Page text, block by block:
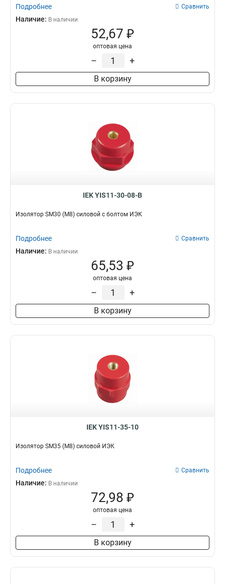
Подробнее Сравнить
Наличие: В наличии
52,67 ₽
оптовая цена
– +
В корзину
IEK YIS11-30-08-B
Изолятор SM30 (М8) силовой с болтом ИЭК
Подробнее Сравнить
Наличие: В наличии
65,53 ₽
оптовая цена
– +
В корзину
IEK YIS11-35-10
Изолятор SM35 (М8) силовой ИЭК
Подробнее Сравнить
Наличие: В наличии
72,98 ₽
оптовая цена
– +
В корзину